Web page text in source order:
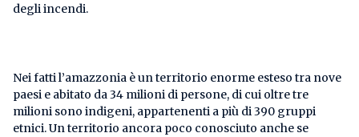
degli incendi.
Nei fatti l’amazzonia è un territorio enorme esteso tra nove
paesi e abitato da 34 milioni di persone, di cui oltre tre
milioni sono indigeni, appartenenti a più di 390 gruppi
etnici. Un territorio ancora poco conosciuto anche se